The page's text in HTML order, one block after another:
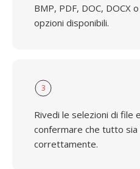
BMP, PDF, DOC, DOCX
opzioni disponibili.
3
Rivedi le selezioni di file
confermare che tutto
correttamente.